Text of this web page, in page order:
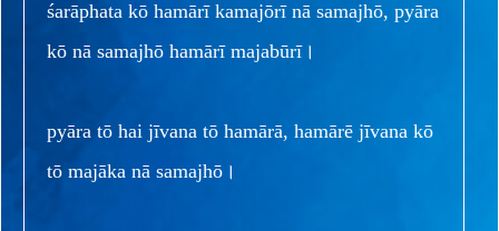
śarāphata kō hamārī kamajōrī nā samajhō, pyāra
kō nā samajhō hamārī majabūrī।
pyāra tō hai jīvana tō hamārā, hamārē jīvana kō
tō majāka nā samajhō।